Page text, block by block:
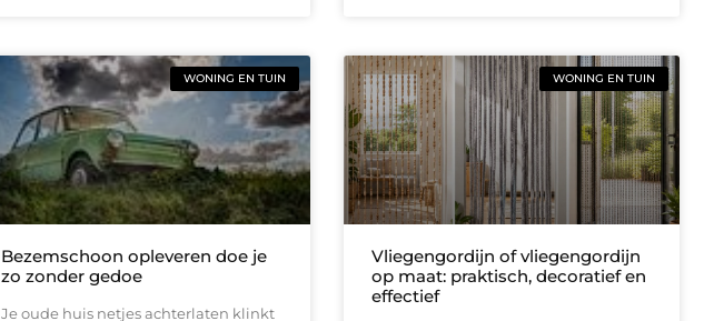
WONING EN TUIN
Bezemschoon opleveren doe je
zo zonder gedoe
Je oude huis netjes achterlaten klinkt
WONING EN TUIN
Vliegengordijn of vliegengordijn
op maat: praktisch, decoratief en
effectief